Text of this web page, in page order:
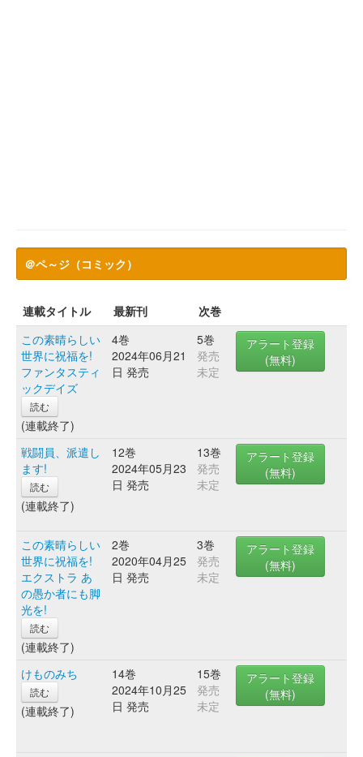
＠ペ～ジ（コミック）
連載タイトル 最新刊
次巻
この素晴らしい
世界に祝福を!
ファンタスティ
ックデイズ
読む
(連載終了)
4巻
2024年06月21
日 発売
5巻
発売
未定
アラート登録
(無料)
戦闘員、派遣し
ます!
読む
(連載終了)
12巻
2024年05月23
日 発売
13巻
発売
未定
アラート登録
(無料)
この素晴らしい
世界に祝福を!
エクストラ あ
の愚か者にも脚
光を!
読む
(連載終了)
2巻
2020年04月25
日 発売
3巻
発売
未定
アラート登録
(無料)
けものみち
読む
(連載終了)
14巻
2024年10月25
日 発売
15巻
発売
未定
アラート登録
(無料)